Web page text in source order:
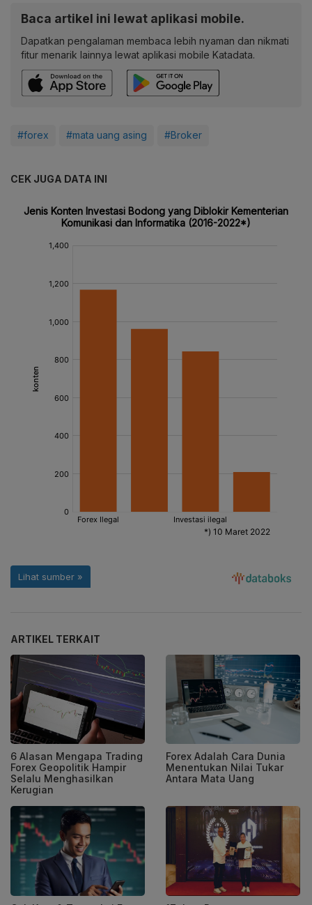
Baca artikel ini lewat aplikasi mobile.
Dapatkan pengalaman membaca lebih nyaman dan nikmati
fitur menarik lainnya lewat aplikasi mobile Katadata.
#forex #mata uang asing #Broker
CEK JUGA DATA INI
ARTIKEL TERKAIT
6 Alasan Mengapa Trading
Forex Geopolitik Hampir
Selalu Menghasilkan
Kerugian
Forex Adalah Cara Dunia
Menentukan Nilai Tukar
Antara Mata Uang